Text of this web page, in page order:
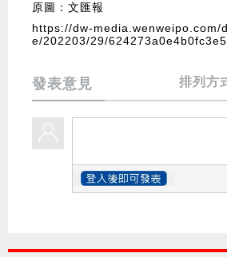
原圖：文匯報
https://dw-media.wenweipo.com/
e/202203/29/
發表意見 排列方